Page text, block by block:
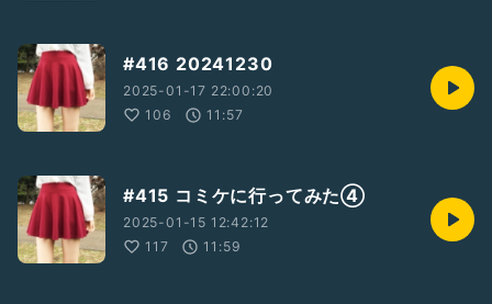
#416 20241230
2025-01-17 22:00:20
106
11:57
#415 コミケに行ってみた④
2025-01-15 12:42:12
117
11:59